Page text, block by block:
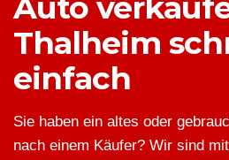
Thalheim
einfach
Sie haben ein altes oder
nach einem Käufer? Wir sind